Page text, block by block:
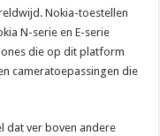
Nokia-toestellen
N-serie en E-serie
die op dit platform
cameratoepassingen die
dat ver boven andere